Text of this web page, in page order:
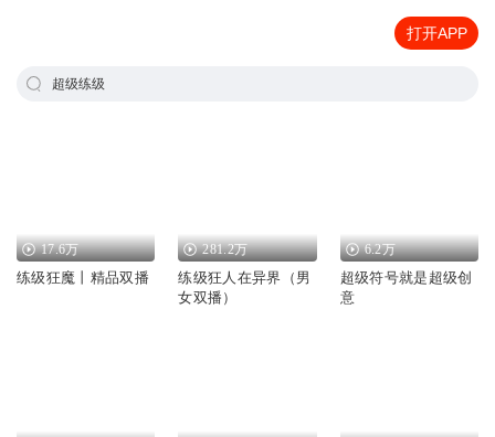
打开APP
超级练级
17.6万
练级狂魔丨精品双播
281.2万
练级狂人在异界（男
女双播）
6.2万
超级符号就是超级创
意